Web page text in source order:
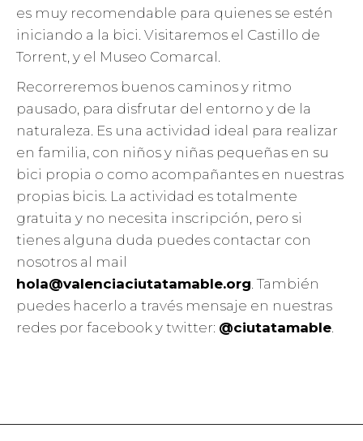
es muy recomendable para quienes se estén
iniciando a la bici. Visitaremos el Castillo de
Torrent, y el Museo Comarcal.
Recorreremos buenos caminos y ritmo
pausado, para disfrutar del entorno y de la
naturaleza. Es una actividad ideal para realizar
en familia, con niños y niñas pequeñas en su
bici propia o como acompañantes en nuestras
propias bicis. La actividad es totalmente
gratuita y no necesita inscripción, pero si
tienes alguna duda puedes contactar con
nosotros al mail
hola@valenciaciutatamable.org . También
puedes hacerlo a través mensaje en nuestras
redes por facebook y twitter: @ciutatamable